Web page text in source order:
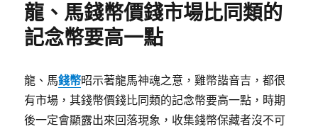
龍、馬錢幣價錢市場比同類的
記念幣要高一點
龍、馬錢幣昭示著龍馬神魂之意，雞幣諧音吉，都很
有市場，其錢幣價錢比同類的記念幣要高一點，時期
後一定會顯露出來回落現象，收集錢幣保藏者沒不可